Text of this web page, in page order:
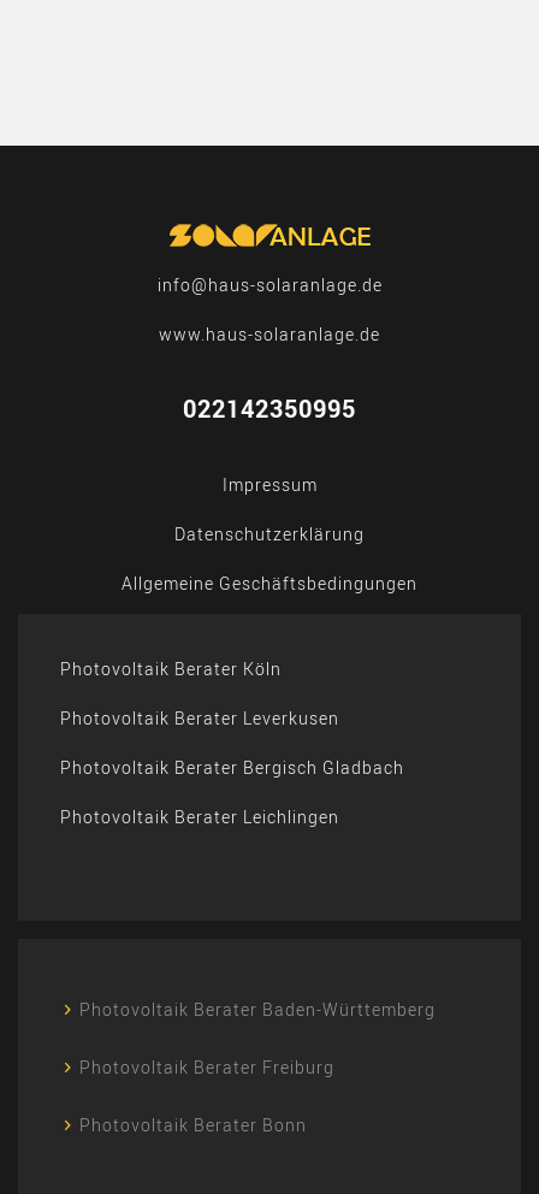
info@haus-solaranlage.de
www.haus-solaranlage.de
022142350995
Impressum
Datenschutzerklärung
Allgemeine Geschäftsbedingungen
Photovoltaik Berater Köln
Photovoltaik Berater Leverkusen
Photovoltaik Berater Bergisch Gladbach
Photovoltaik Berater Leichlingen
Photovoltaik Berater Baden-Württemberg
Photovoltaik Berater Freiburg
Photovoltaik Berater Bonn